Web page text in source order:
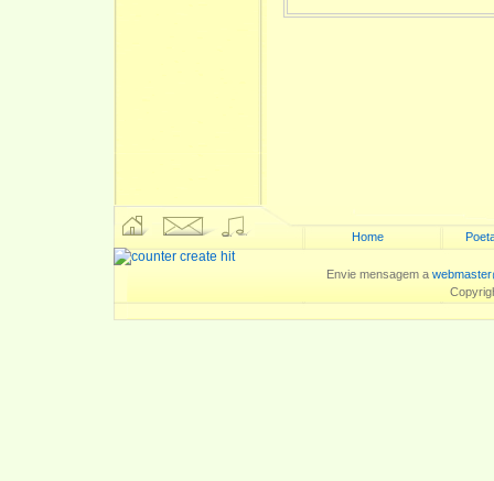
Home
Envie mensagem a